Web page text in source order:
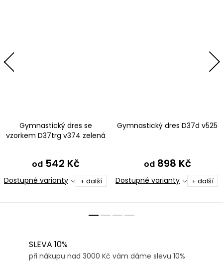
Gymnastický dres se
vzorkem D37trg v374 zelená
od 542 Kč
Dostupné varianty + další
Gymnastický dres D37d v525
od898 Kč
Dostupné varianty + další
SLEVA 10%
při nákupu nad 3000 Kč vám dáme slevu 10%